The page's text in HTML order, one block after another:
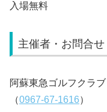
入場無料
主催者・お問合せ
阿蘇東急ゴルフクラブ
（0967-67-1616）